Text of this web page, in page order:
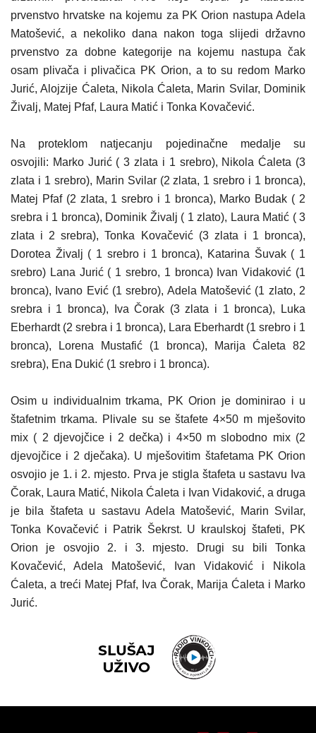
prvenstvo hrvatske na kojemu za PK Orion nastupa Adela
Matošević, a nekoliko dana nakon toga slijedi državno
prvenstvo za dobne kategorije na kojemu nastupa čak
osam plivača i plivačica PK Orion, a to su redom Marko
Jurić, Alojzije Ćaleta, Nikola Ćaleta, Marin Svilar, Dominik
Živalj, Matej Pfaf, Laura Matić i Tonka Kovačević.
Na proteklom natjecanju pojedinačne medalje su
osvojili: Marko Jurić ( 3 zlata i 1 srebro), Nikola Ćaleta (3
zlata i 1 srebro), Marin Svilar (2 zlata, 1 srebro i 1 bronca),
Matej Pfaf (2 zlata, 1 srebro i 1 bronca), Marko Budak ( 2
srebra i 1 bronca), Dominik Živalj ( 1 zlato), Laura Matić ( 3
zlata i 2 srebra), Tonka Kovačević (3 zlata i 1 bronca),
Dorotea Živalj ( 1 srebro i 1 bronca), Katarina Šuvak ( 1
srebro) Lana Jurić ( 1 srebro, 1 bronca) Ivan Vidaković (1
bronca), Ivano Ević (1 srebro), Adela Matošević (1 zlato, 2
srebra i 1 bronca), Iva Čorak (3 zlata i 1 bronca), Luka
Eberhardt (2 srebra i 1 bronca), Lara Eberhardt (1 srebro i 1
bronca), Lorena Mustafić (1 bronca), Marija Ćaleta 82
srebra), Ena Dukić (1 srebro i 1 bronca).
Osim u individualnim trkama, PK Orion je dominirao i u
štafetnim trkama. Plivale su se štafete 4×50 m mješovito
mix ( 2 djevojčice i 2 dečka) i 4×50 m slobodno mix (2
djevojčice i 2 dječaka). U mješovitim štafetama PK Orion
osvojio je 1. i 2. mjesto. Prva je stigla štafeta u sastavu Iva
Čorak, Laura Matić, Nikola Ćaleta i Ivan Vidaković, a druga
je bila štafeta u sastavu Adela Matošević, Marin Svilar,
Tonka Kovačević i Patrik Šekrst. U kraulskoj štafeti, PK
Orion je osvojio 2. i 3. mjesto. Drugi su bili Tonka
Kovačević, Adela Matošević, Ivan Vidaković i Nikola
Ćaleta, a treći Matej Pfaf, Iva Čorak, Marija Ćaleta i Marko
Jurić.